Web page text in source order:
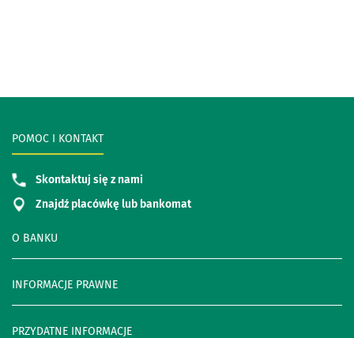
O BANKU
INFORMACJE PRAWNE
PRZYDATNE INFORMACJE
POMOC I KONTAKT
Skontaktuj się z nami
Znajdź placówkę lub bankomat